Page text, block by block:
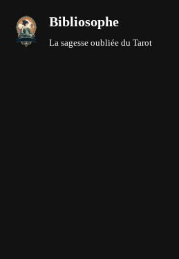
Aller
Bibliosophe
La sagesse oubliée du Tarot